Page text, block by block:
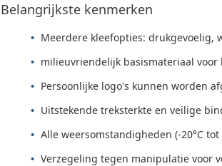
Belangrijkste kenmerken
Meerdere kleefopties: drukgevoelig,
milieuvriendelijk basismateriaal
Persoonlijke logo's kunnen worden
Uitstekende treksterkte en veilige
Alle weersomstandigheden (-20°C tot
Verzegeling tegen manipulatie voor